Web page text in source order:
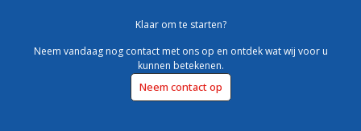
Klaar om te starten?
Neem vandaag nog contact met ons op en ontdek wat wij voor u
kunnen betekenen.
Neem contact op